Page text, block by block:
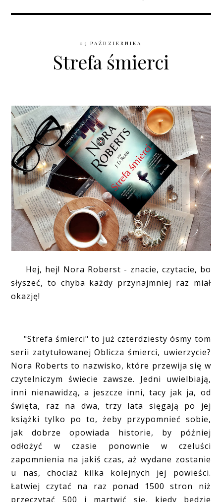
05 PAŹDZIERNIKA
Strefa śmierci
Hej, hej! Nora Roberst - znacie, czytacie, bo
słyszeć, to chyba każdy przynajmniej raz miał
okazję!
"Strefa śmierci" to już czterdziesty ósmy tom
serii zatytułowanej Oblicza śmierci, uwierzycie?
Nora Roberts to nazwisko, które przewija się w
czytelniczym świecie zawsze. Jedni uwielbiają,
inni nienawidzą, a jeszcze inni, tacy jak ja, od
święta, raz na dwa, trzy lata sięgają po jej
książki tylko po to, żeby przypomnieć sobie,
jak dobrze opowiada historie, by później
odłożyć w czasie ponownie w czeluści
zapomnienia na jakiś czas, aż wydane zostanie
u nas, chociaż kilka kolejnych jej powieści.
Łatwiej czytać na raz ponad 1500 stron niż
przeczytać 500 i martwić się, kiedy będzie